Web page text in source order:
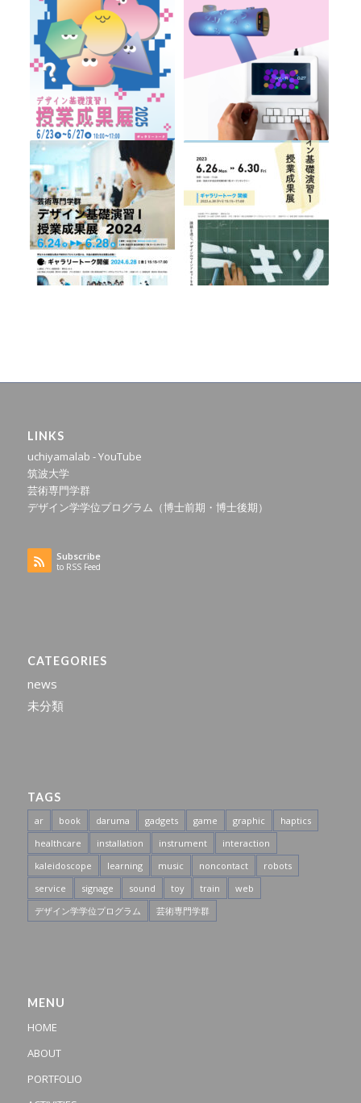
LINKS
uchiyamalab - YouTube
筑波大学
芸術専門学群
デザイン学学位プログラム（博士前期・博士後期）
Subscribe
to RSS Feed
CATEGORIES
news
未分類
TAGS
ar book daruma gadgets game graphic
haptics
healthcare
installation instrument
interaction
kaleidoscope
learning music noncontact
robots
service
signage sound toy train
web
デザイン学学位プログラム
芸術専門学群
MENU
HOME
ABOUT
PORTFOLIO